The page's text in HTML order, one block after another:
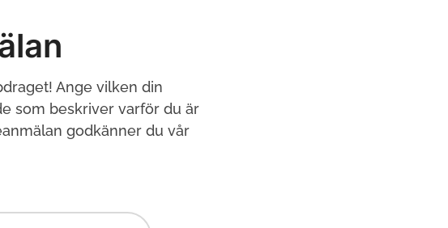
Ange vilken din
som beskriver varför du är
godkänner du vår